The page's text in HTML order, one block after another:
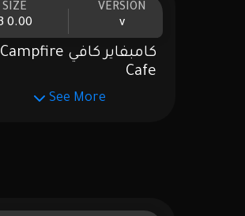
VERSION
v
SIZE
0.00 B
كامبفاير كافي Campfire
Cafe
See More